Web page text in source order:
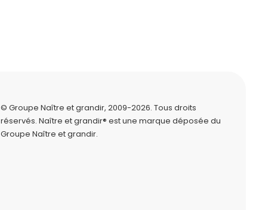
© Groupe Naître et grandir, 2009-2026. Tous droits
réservés. Naître et grandir® est une marque déposée du
Groupe Naître et grandir.